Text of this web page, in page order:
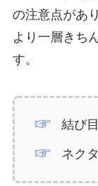
の注意点があ
より一層きち
す。
結び
ネク